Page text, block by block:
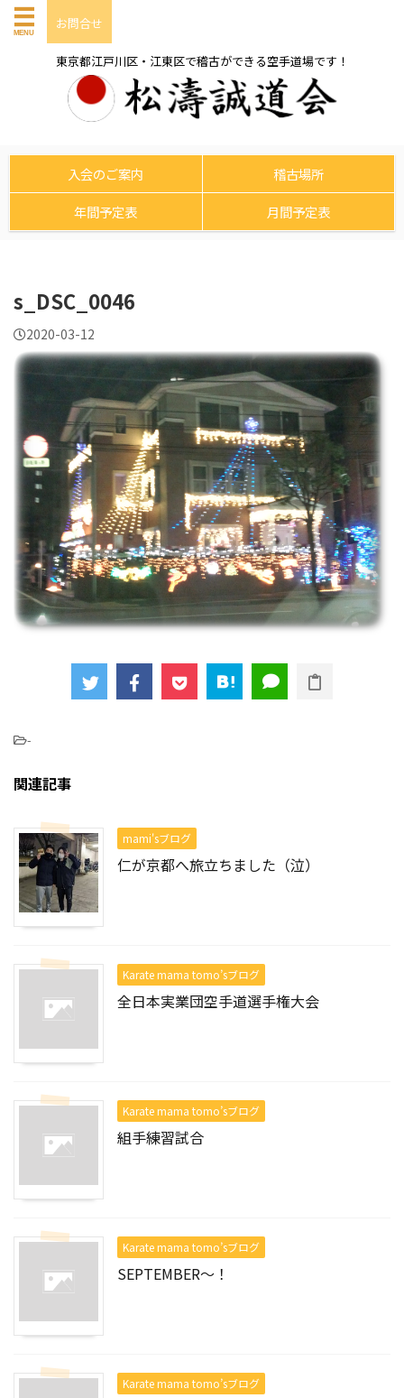
お問合せ
東京都江戸川区・江東区で稽古ができる空手道場です！
入会のご案内
稽古場所
年間予定表
月間予定表
s_DSC_0046
2020-03-12
-
関連記事
mami'sブログ
仁が京都へ旅立ちました（泣）
Karate mama tomo’sブログ
全日本実業団空手道選手権大会
Karate mama tomo’sブログ
組手練習試合
Karate mama tomo’sブログ
SEPTEMBER～！
Karate mama tomo’sブログ